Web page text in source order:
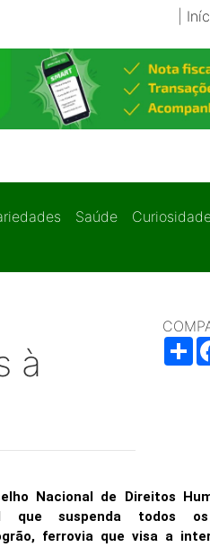
Saúde
à
Nacional de Direitos
que suspenda todos
ferrovia que visa a